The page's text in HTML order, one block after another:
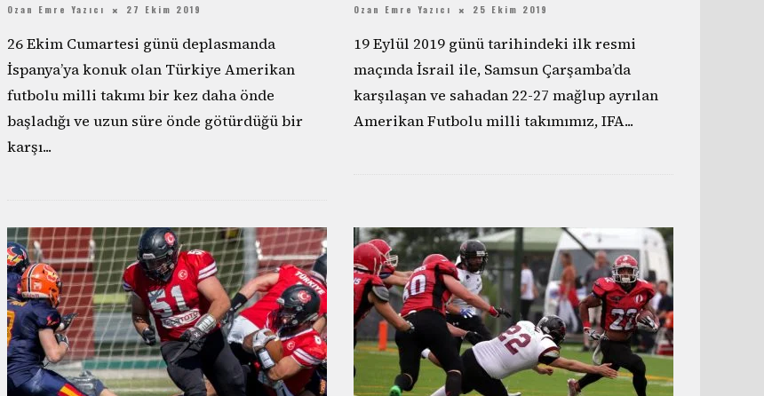
Ozan Emre Yazıcı 27 Ekim 2019
26 Ekim Cumartesi günü deplasmanda
İspanya’ya konuk olan Türkiye Amerikan
futbolu milli takımı bir kez daha önde
başladığı ve uzun süre önde götürdüğü bir
karşı...
Ozan Emre Yazıcı 25 Ekim 2019
19 Eylül 2019 günü tarihindeki ilk resmi
maçında İsrail ile, Samsun Çarşamba’da
karşılaşan ve sahadan 22-27 mağlup ayrılan
Amerikan Futbolu milli takımımız, IFA...